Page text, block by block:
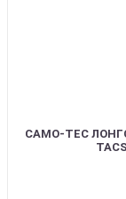
CAMO-TEC